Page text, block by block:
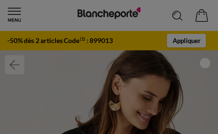
-50% dès 2 articles Code(1) :899013 Appliquer